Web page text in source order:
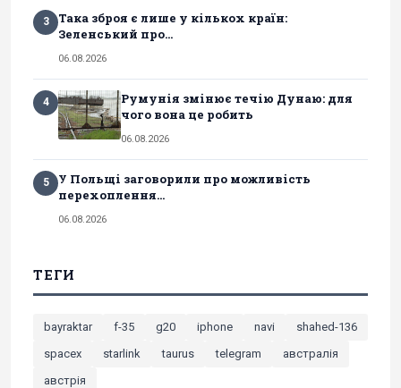
3
Така зброя є лише у кількох країн:
Зеленський про...
06.08.2026
4
Румунія змінює течію Дунаю: для
чого вона це робить
06.08.2026
5
У Польщі заговорили про можливість
перехоплення...
06.08.2026
ТЕГИ
bayraktar f-35 g20 iphone navi
shahed-136
spacex
starlink taurus telegram
австралія
австрія